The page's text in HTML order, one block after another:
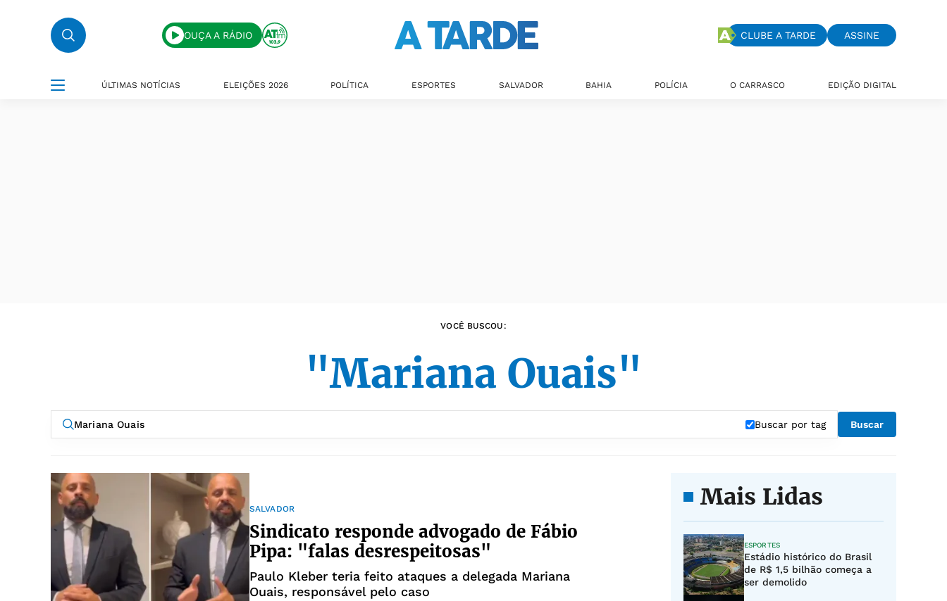
OUÇA A RÁDIO CLUBE A TARDE ASSINE
ÚLTIMAS NOTÍCIAS ELEIÇÕES 2026 POLÍTICA ESPORTES SALVADOR BAHIA POLÍCIA O CARRASCO EDIÇÃO DIGITAL
VOCÊ BUSCOU:
"Mariana Ouais"
Buscar por tag Buscar
SALVADOR
Sindicato responde advogado de Fábio
Pipa: "falas desrespeitosas"
Paulo Kleber teria feito ataques a delegada Mariana
Ouais, responsável pelo caso
Mais Lidas
ESPORTES
Estádio histórico do Brasil
de R$ 1,5 bilhão começa a
ser demolido